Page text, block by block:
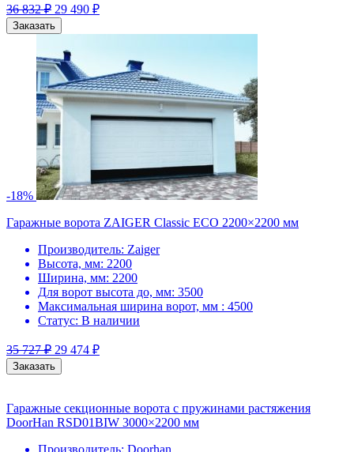
36 832₽ 29 490 ₽
Заказать
-18%
Гаражные ворота ZAIGER Classic ECO 2200×2200 мм
Производитель: Zaiger
Высота, мм: 2200
Ширина, мм: 2200
Для ворот высота до, мм: 3500
Максимальная ширина ворот, мм : 4500
Статус: В наличии
35 727₽ 29 474 ₽
Заказать
Гаражные секционные ворота с пружинами растяжения
DoorHan RSD01BIW 3000×2200 мм
Производитель: Doorhan